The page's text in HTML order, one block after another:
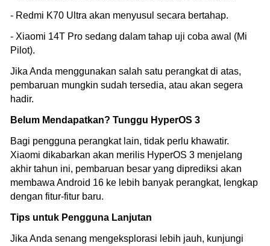
- Redmi K70 Ultra akan menyusul secara bertahap.
- Xiaomi 14T Pro sedang dalam tahap uji coba awal (Mi
Pilot).
Jika Anda menggunakan salah satu perangkat di atas,
pembaruan mungkin sudah tersedia, atau akan segera
hadir.
Belum Mendapatkan? Tunggu HyperOS 3
Bagi pengguna perangkat lain, tidak perlu khawatir.
Xiaomi dikabarkan akan merilis HyperOS 3 menjelang
akhir tahun ini, pembaruan besar yang diprediksi akan
membawa Android 16 ke lebih banyak perangkat, lengkap
dengan fitur-fitur baru.
Tips untuk Pengguna Lanjutan
Jika Anda senang mengeksplorasi lebih jauh, kunjungi